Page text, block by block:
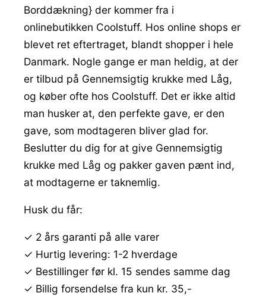
Borddækning} der kommer fra i
onlinebutikken Coolstuff. Hos online shops er
blevet ret eftertraget, blandt shopper i hele
Danmark. Nogle gange er man heldig, at der
er tilbud på Gennemsigtig krukke med Låg,
og køber ofte hos Coolstuff. Det er ikke altid
man husker at, den perfekte gave, er den
gave, som modtageren bliver glad for.
Beslutter du dig for at give Gennemsigtig
krukke med Låg og pakker gaven pænt ind,
at modtagerne er taknemlig.
Husk du får:
✓ 2 års garanti på alle varer
✓ Hurtig levering: 1-2 hverdage
✓ Bestillinger før kl. 15 sendes samme dag
✓ Billig forsendelse fra kun kr. 35,-